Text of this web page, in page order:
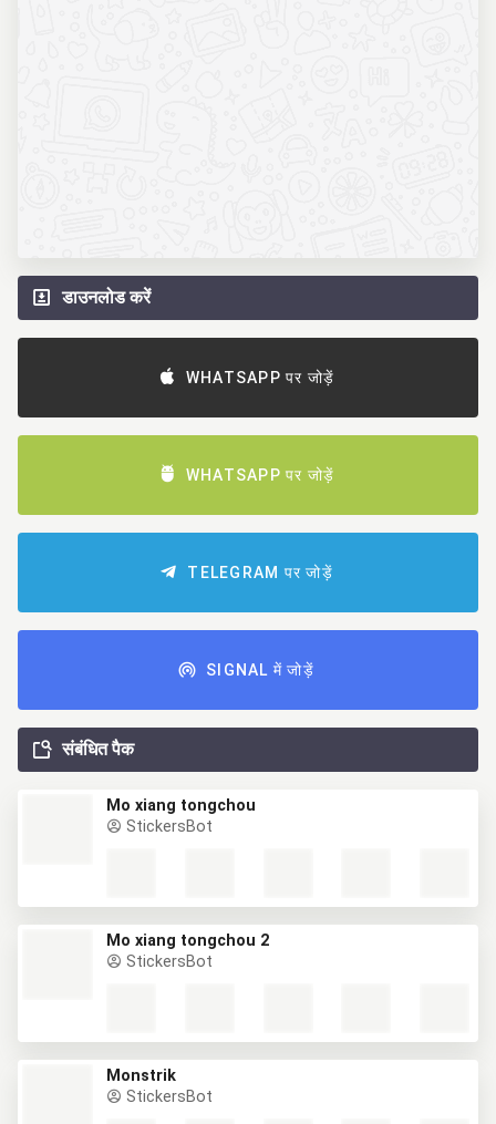
डाउनलोड करें
WHATSAPP पर जोड़ें
WHATSAPP पर जोड़ें
TELEGRAM पर जोड़ें
SIGNAL में जोड़ें
संबंधित पैक
Mo xiang tongchou
StickersBot
Mo xiang tongchou 2
StickersBot
Monstrik
StickersBot